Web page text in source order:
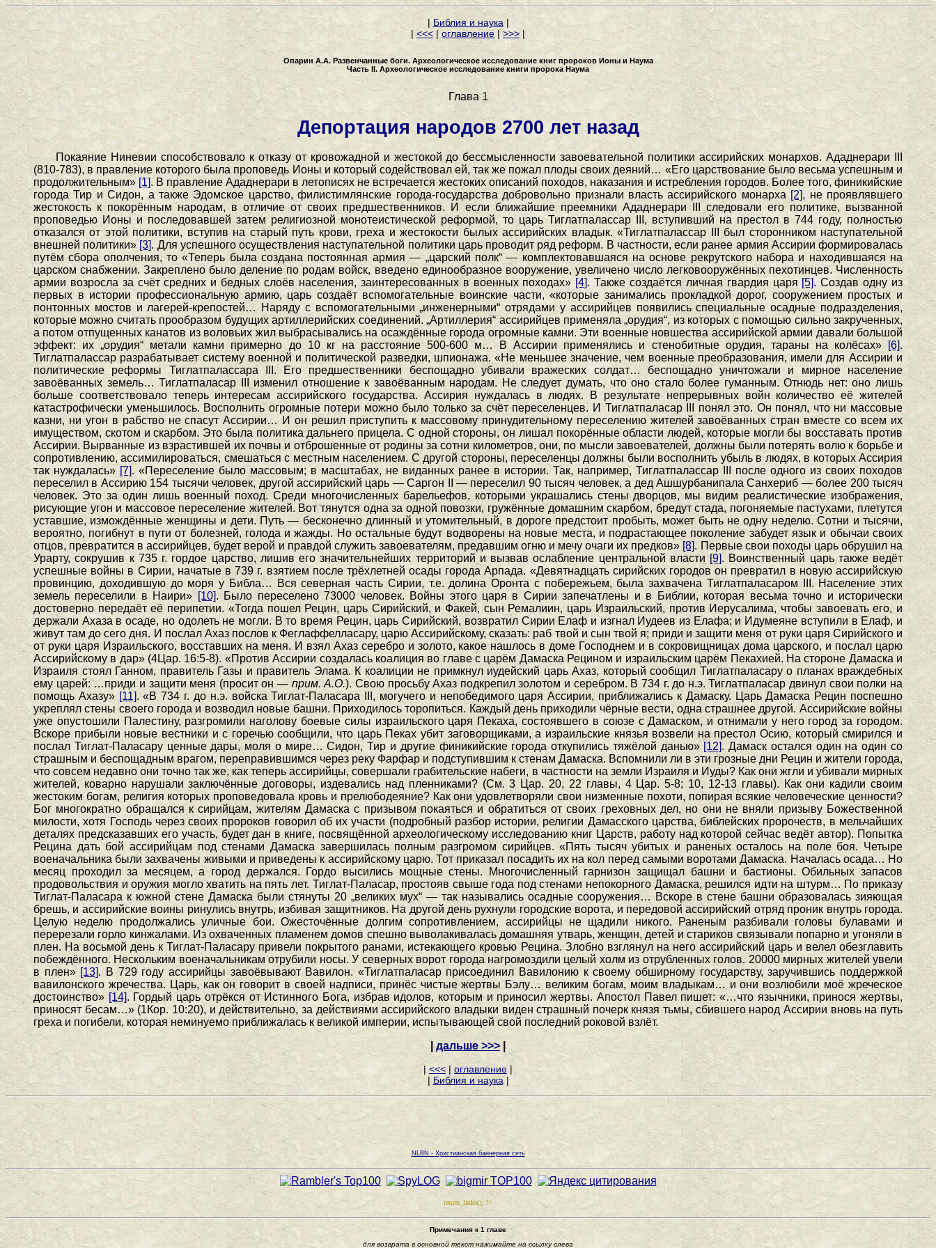
| Библия и наука|
| <<< | оглавление | >>> |
Опарин А.А. Развенчанные боги. Археологическое исследование книг пророков Ионы и Наума
Часть II. Археологическое исследование книги пророка Наума
Глава 1
Депортация народов 2700 лет назад
Покаяние Ниневии способствовало к отказу от кровожадной и жестокой до бессмысленности завоевательной политики ассирийских монархов. Ададнерари III
(810-783), в правление которого была проповедь Ионы и который содействовал ей, так же пожал плоды своих деяний… «Его царствование было весьма успешным и
продолжительным» [1]. В правление Ададнерари в летописях не встречается жестоких описаний походов, наказания и истребления городов. Более того, финикийские
города Тир и Сидон, а также Эдомское царство, филистимлянские города-государства добровольно признали власть ассирийского монарха [2], не проявлявшего
жестокость к покорённым народам, в отличие от своих предшественников. И если ближайшие преемники Ададнерари III следовали его политике, вызванной
проповедью Ионы и последовавшей затем религиозной монотеистической реформой, то царь Тиглатпалассар III, вступивший на престол в 744 году, полностью
отказался от этой политики, вступив на старый путь крови, греха и жестокости былых ассирийских владык. «Тиглатпалассар III был сторонником наступательной
внешней политики» [3]. Для успешного осуществления наступательной политики царь проводит ряд реформ. В частности, если ранее армия Ассирии формировалась
путём сбора ополчения, то «Теперь была создана постоянная армия — „царский полк“ — комплектовавшаяся на основе рекрутского набора и находившаяся на
царском снабжении. Закреплено было деление по родам войск, введено единообразное вооружение, увеличено число легковооружённых пехотинцев. Численность
армии возросла за счёт средних и бедных слоёв населения, заинтересованных в военных походах» [4]. Также создаётся личная гвардия царя [5]. Создав одну из
первых в истории профессиональную армию, царь создаёт вспомогательные воинские части, «которые занимались прокладкой дорог, сооружением простых и
понтонных мостов и лагерей-крепостей… Наряду с вспомогательными „инженерными“ отрядами у ассирийцев появились специальные осадные подразделения,
которые можно считать прообразом будущих артиллерийских соединений. „Артиллерия“ ассирийцев применяла „орудия“, из которых с помощью сильно закрученных,
а потом отпущенных канатов из воловьих жил выбрасывались на осаждённые города огромные камни. Эти военные новшества ассирийской армии давали большой
эффект: их „орудия“ метали камни примерно до 10 кг на расстояние 500-600 м… В Ассирии применялись и стенобитные орудия, тараны на колёсах»
[6].
Тиглатпалассар разрабатывает систему военной и политической разведки, шпионажа. «Не меньшее значение, чем военные преобразования, имели для Ассирии и
политические реформы Тиглатпалассара III. Его предшественники беспощадно убивали вражеских солдат… беспощадно уничтожали и мирное население
завоёванных земель… Тиглатпаласар III изменил отношение к завоёванным народам. Не следует думать, что оно стало более гуманным. Отнюдь нет: оно лишь
больше соответствовало теперь интересам ассирийского государства. Ассирия нуждалась в людях. В результате непрерывных войн количество её жителей
катастрофически уменьшилось. Восполнить огромные потери можно было только за счёт переселенцев. И Тиглатпаласар III понял это. Он понял, что ни массовые
казни, ни угон в рабство не спасут Ассирии… И он решил приступить к массовому принудительному переселению жителей завоёванных стран вместе со всем их
имуществом, скотом и скарбом. Это была политика дальнего прицела. С одной стороны, он лишал покорённые области людей, которые могли бы восставать против
Ассирии. Вырванные из взрастившей их почвы и отброшенные от родины за сотни километров, они, по мысли завоевателей, должны были потерять волю к борьбе и
сопротивлению, ассимилироваться, смешаться с местным населением. С другой стороны, переселенцы должны были восполнить убыль в людях, в которых Ассирия
так нуждалась» [7]. «Переселение было массовым; в масштабах, не виданных ранее в истории. Так, например, Тиглатпалассар III после одного из своих походов
переселил в Ассирию 154 тысячи человек, другой ассирийский царь — Саргон II — переселил 90 тысяч человек, а дед Ашшурбанипала Санхериб — более 200 тысяч
человек. Это за один лишь военный поход. Среди многочисленных барельефов, которыми украшались стены дворцов, мы видим реалистические изображения,
рисующие угон и массовое переселение жителей. Вот тянутся одна за одной повозки, гружённые домашним скарбом, бредут стада, погоняемые пастухами, плетутся
уставшие, измождённые женщины и дети. Путь — бесконечно длинный и утомительный, в дороге предстоит пробыть, может быть не одну неделю. Сотни и тысячи,
вероятно, погибнут в пути от болезней, голода и жажды. Но остальные будут водворены на новые места, и подрастающее поколение забудет язык и обычаи своих
отцов, превратится в ассирийцев, будет верой и правдой служить завоевателям, предавшим огню и мечу очаги их предков» [8]. Первые свои походы царь обрушил на
Урарту, сокрушив к 735 г. гордое царство, лишив его значительнейших территорий и вызвав ослабление центральной власти [9]. Воинственный царь также ведёт
успешные войны в Сирии, начатые в 739 г. взятием после трёхлетней осады города Арпада. «Девятнадцать сирийских городов он превратил в новую ассирийскую
провинцию, доходившую до моря у Библа… Вся северная часть Сирии, т.е. долина Оронта с побережьем, была захвачена Тиглатпаласаром III. Население этих
земель переселили в Наири» [10]. Было переселено 73000 человек. Войны этого царя в Сирии запечатлены и в Библии, которая весьма точно и исторически
достоверно передаёт её перипетии. «Тогда пошел Рецин, царь Сирийский, и Факей, сын Ремалиин, царь Израильский, против Иерусалима, чтобы завоевать его, и
держали Ахаза в осаде, но одолеть не могли. В то время Рецин, царь Сирийский, возвратил Сирии Елаф и изгнал Иудеев из Елафа; и Идумеяне вступили в Елаф, и
живут там до сего дня. И послал Ахаз послов к Феглаффелласару, царю Ассирийскому, сказать: раб твой и сын твой я; приди и защити меня от руки царя Сирийского и
от руки царя Израильского, восставших на меня. И взял Ахаз серебро и золото, какое нашлось в доме Господнем и в сокровищницах дома царского, и послал царю
Ассирийскому в дар» (4Цар. 16:5-8). «Против Ассирии создалась коалиция во главе с царём Дамаска Рецином и израильским царём Пекахией. На стороне Дамаска и
Израиля стоял Ганном, правитель Газы и правитель Элама. К коалиции не примкнул иудейский царь Ахаз, который сообщил Тиглатпаласару о планах враждебных
ему царей: …приди и защити меня (просит он — прим. А.О.). Свою просьбу Ахаз подкрепил золотом и серебром. В 734 г. до н.э. Тиглатпаласар двинул свои полки на
помощь Ахазу» [11]. «В 734 г. до н.э. войска Тиглат-Паласара III, могучего и непобедимого царя Ассирии, приближались к Дамаску. Царь Дамаска Рецин поспешно
укреплял стены своего города и возводил новые башни. Приходилось торопиться. Каждый день приходили чёрные вести, одна страшнее другой. Ассирийские войны
уже опустошили Палестину, разгромили наголову боевые силы израильского царя Пекаха, состоявшего в союзе с Дамаском, и отнимали у него город за городом.
Вскоре прибыли новые вестники и с горечью сообщили, что царь Пеках убит заговорщиками, а израильские князья возвели на престол Осию, который смирился и
послал Тиглат-Паласару ценные дары, моля о мире… Сидон, Тир и другие финикийские города откупились тяжёлой данью» [12]. Дамаск остался один на один со
страшным и беспощадным врагом, переправившимся через реку Фарфар и подступившим к стенам Дамаска. Вспомнили ли в эти грозные дни Рецин и жители города,
что совсем недавно они точно так же, как теперь ассирийцы, совершали грабительские набеги, в частности на земли Израиля и Иуды? Как они жгли и убивали мирных
жителей, коварно нарушали заключённые договоры, издевались над пленниками? (См. 3 Цар. 20, 22 главы, 4 Цар. 5-8; 10, 12-13 главы). Как они кадили своим
жестоким богам, религия которых проповедовала кровь и прелюбодеяние? Как они удовлетворяли свои низменные похоти, попирая всякие человеческие ценности?
Бог многократно обращался к сирийцам, жителям Дамаска с призывом покаяться и обратиться от своих греховных дел, но они не вняли призыву Божественной
милости, хотя Господь через своих пророков говорил об их участи (подробный разбор истории, религии Дамасского царства, библейских пророчеств, в мельчайших
деталях предсказавших его участь, будет дан в книге, посвящённой археологическому исследованию книг Царств, работу над которой сейчас ведёт автор). Попытка
Рецина дать бой ассирийцам под стенами Дамаска завершилась полным разгромом сирийцев. «Пять тысяч убитых и раненых осталось на поле боя. Четыре
военачальника были захвачены живыми и приведены к ассирийскому царю. Тот приказал посадить их на кол перед самыми воротами Дамаска. Началась осада… Но
месяц проходил за месяцем, а город держался. Гордо высились мощные стены. Многочисленный гарнизон защищал башни и бастионы. Обильных запасов
продовольствия и оружия могло хватить на пять лет. Тиглат-Паласар, простояв свыше года под стенами непокорного Дамаска, решился идти на штурм… По приказу
Тиглат-Паласара к южной стене Дамаска были стянуты 20 „великих мух“ — так назывались осадные сооружения… Вскоре в стене башни образовалась зияющая
брешь, и ассирийские воины ринулись внутрь, избивая защитников. На другой день рухнули городские ворота, и передовой ассирийский отряд проник внутрь города.
Целую неделю продолжались уличные бои. Ожесточённые долгим сопротивлением, ассирийцы не щадили никого. Раненым разбивали головы булавами и
перерезали горло кинжалами. Из охваченных пламенем домов спешно выволакивалась домашняя утварь, женщин, детей и стариков связывали попарно и угоняли в
плен. На восьмой день к Тиглат-Паласару привели покрытого ранами, истекающего кровью Рецина. Злобно взглянул на него ассирийский царь и велел обезглавить
побеждённого. Нескольким военачальникам отрубили носы. У северных ворот города нагромоздили целый холм из отрубленных голов. 20000 мирных жителей увели
в плен» [13]. В 729 году ассирийцы завоёвывают Вавилон. «Тиглатпаласар присоединил Вавилонию к своему обширному государству, заручившись поддержкой
вавилонского жречества. Царь, как он говорит в своей надписи, принёс чистые жертвы Бэлу… великим богам, моим владыкам… и они возлюбили моё жреческое
достоинство» [14]. Гордый царь отрёкся от Истинного Бога, избрав идолов, которым и приносил жертвы. Апостол Павел пишет: «…что язычники, принося жертвы,
приносят бесам…» (1Кор. 10:20), и действительно, за действиями ассирийского владыки виден страшный почерк князя тьмы, сбившего народ Ассирии вновь на путь
греха и погибели, которая неминуемо приближалась к великой империи, испытывающей свой последний роковой взлёт.
дальше >>>
| <<< |оглавление |
| Библия и наука |
NLBN - Христианская баннерная сеть
return_links(); ?>
Примечания к 1 главе
для возврата в основной текст нажимайте на ссылку слева